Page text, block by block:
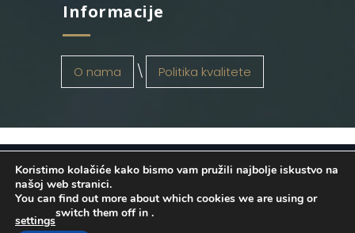
Informacije
O nama Politika kvalitete
OSATINA GRUPA d.o.o. 2026
. Configured
byINFOS Osijek. Sva prava pridržana.
Koristimo kolačiće kako bismo vam pružili najbolje iskustvo na
našoj web stranici.
You can find out more about which cookies we are using or
switch them off in
settings
.